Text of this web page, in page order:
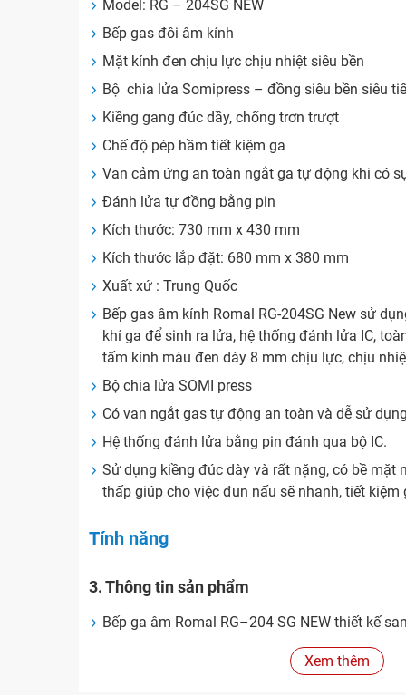
Model: RG – 204SG NEW
Bếp gas đôi âm kính
Mặt kính đen chịu lực chịu nhiệt siêu bền
Bộ chia lửa Somipress – đồng siêu bền siêu
Kiềng gang đúc dầy, chống trơn trượt
Chế độ pép hầm tiết kiệm ga
Van cảm ứng an toàn ngắt ga tự động khi có
Đánh lửa tự đồng bằng pin
Kích thước: 730 mm x 430 mm
Kích thước lắp đặt: 680 mm x 380 mm
Xuất xứ : Trung Quốc
Bếp gas âm kính Romal RG-204SG New sử
khí ga để sinh ra lửa, hệ thống đánh lửa IC,
tấm kính màu đen dày 8 mm chịu lực, chịu
Bộ chia lửa SOMI press
Có van ngắt gas tự động an toàn và dễ sử
Hệ thống đánh lửa bằng pin đánh qua bộ IC.
Sử dụng kiềng đúc dày và rất nặng, có bề mặt
thấp giúp cho việc đun nấu sẽ nhanh, tiết kiệm
Tính năng
3. Thông tin sản phẩm
Bếp ga âm Romal RG–204 SG NEW thiết kế
Thời gian bảo hành 4 năm Romal đang dần
Xem thêm